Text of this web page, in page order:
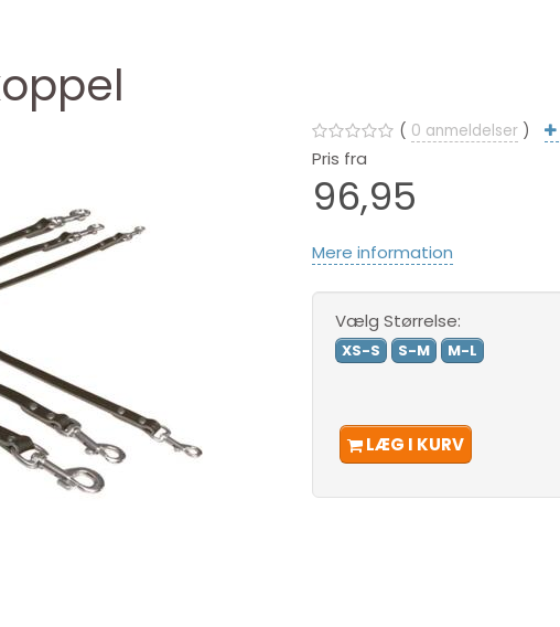
0 anmeldelser
Pris fra
96,95
Mere information
Vælg Størrelse:
XS-S S-M M-L
LÆG I KURV